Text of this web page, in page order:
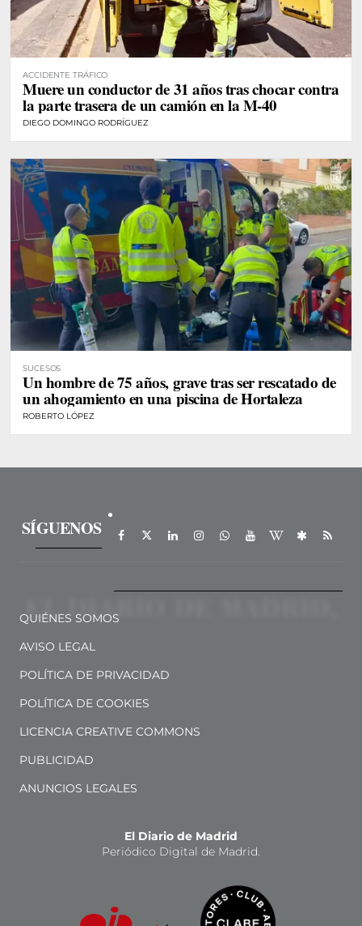
ACCIDENTE TRÁFICO
Muere un conductor de 31 años tras chocar contra
la parte trasera de un camión en la M-40
DIEGO DOMINGO RODRÍGUEZ
SUCESOS
Un hombre de 75 años, grave tras ser rescatado de
un ahogamiento en una piscina de Hortaleza
ROBERTO LÓPEZ
SÍGUENOS
QUIÉNES SOMOS
AVISO LEGAL
POLÍTICA DE PRIVACIDAD
POLÍTICA DE COOKIES
LICENCIA CREATIVE COMMONS
PUBLICIDAD
ANUNCIOS LEGALES
El Diario de Madrid
Periódico Digital de Madrid.